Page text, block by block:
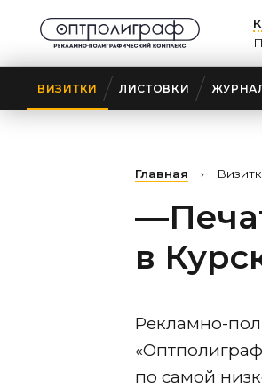
ВИЗИТКИ ЛИСТОВКИ
Главная ›
в
Рекламно-
по самой